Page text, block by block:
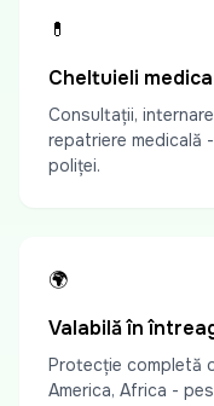
💊
Cheltuieli
Consultații,
repatriere medicală
poliței.
🌍
Valabilă în
Protecție completă
America, Africa -